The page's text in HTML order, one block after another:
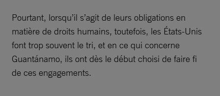
Pourtant, lorsqu’il s’agit de leurs obligations en
matière de droits humains, toutefois, les États-Unis
font trop souvent le tri, et en ce qui concerne
Guantánamo, ils ont dès le début choisi de faire fi
de ces engagements.